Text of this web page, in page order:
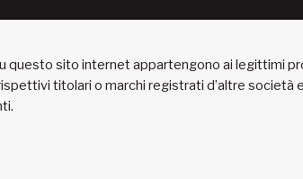
questo sito internet appartengono ai legittimi
titolari o marchi registrati d’altre